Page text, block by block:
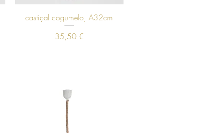
Visualização rápida
castiçal cogumelo, A32cm
Preço
35,50 €